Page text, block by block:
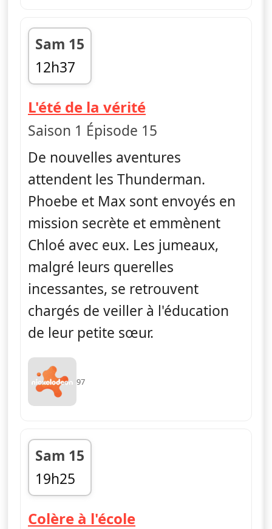
Sam 15
12h37
fin 12h59
L'été de la vérité— The
Saison 1 Épisode 15
De nouvelles aventures
attendent les Thunderman.
Phoebe et Max sont envoyés en
mission secrète et emmènent
Chloé avec eux. Les jumeaux,
malgré leurs querelles
incessantes, se retrouvent
chargés de veiller à l'éducation
de leur petite sœur.
97
Sam 15
19h25
fin 19h50
Colère à l'école— The